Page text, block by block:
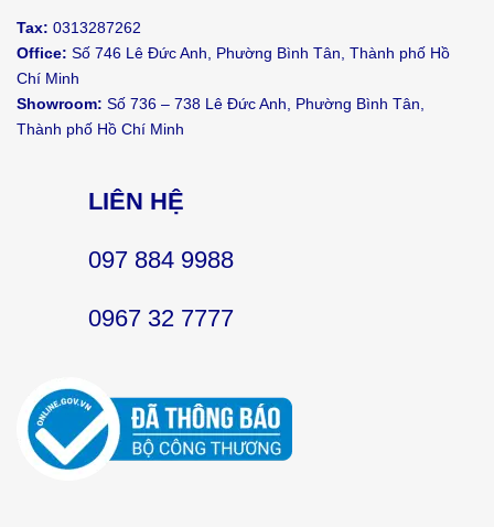
Tax: 0313287262
Office: Số 746 Lê Đức Anh, Phường Bình Tân, Thành phố Hồ
Chí Minh
Showroom: Số 736 – 738 Lê Đức Anh, Phường Bình Tân,
Thành phố Hồ Chí Minh
LIÊN HỆ
097 884 9988
0967 32 7777